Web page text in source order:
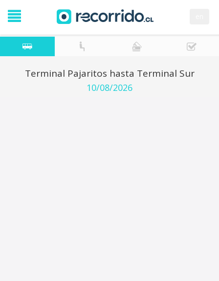
Terminal Pajaritos hasta Terminal Sur
10/08/2026